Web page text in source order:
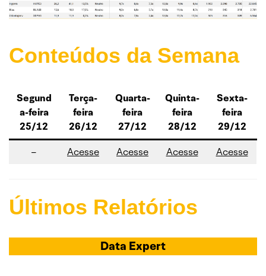
Conteúdos da Semana
Segund
a-feira
25/12
Terça-
feira
26/12
Quarta-
feira
27/12
Quinta-
feira
28/12
Sexta-
feira
29/12
– Acesse Acesse Acesse Acesse
Últimos Relatórios
Data Expert